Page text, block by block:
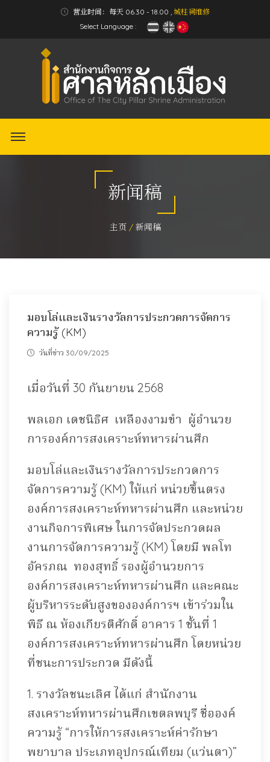
营业时间：每天 06.30 - 18.00 , 城柱祠维修
Select Language :
新闻稿
主页 新闻稿
มอบโล่และเงินรางวัลการประกวดการจัดการ
ความรู้ (KM)
วันที่ข่าว 30/09/2025
เมื่อวันที่ 30 กันยายน 2568
พลเอก เดชนิธิศ เหลืองงามขำ ผู้อำนวย
การองค์การสงเคราะห์ทหารผ่านศึก
มอบโล่และเงินรางวัลการประกวดการ
จัดการความรู้ (KM) ให้แก่ หน่วยขึ้นตรง
องค์การสงเคราะห์ทหารผ่านศึก และหน่วย
งานกิจการพิเศษ ในการจัดประกวดผล
งานการจัดการความรู้ (KM) โดยมี พลโท
อัครภณ ทองสุทธิ์ รองผู้อำนวยการ
องค์การสงเคราะห์ทหารผ่านศึก และคณะ
ผู้บริหารระดับสูงขององค์การฯ เข้าร่วมใน
พิธี ณ ห้องเกียรติศักดิ์ อาคาร 1 ชั้นที่ 1
องค์การสงเคราะห์ทหารผ่านศึก โดยหน่วย
ที่ชนะการประกวด มีดังนี้
1. รางวัลชนะเลิศ ได้แก่ สำนักงาน
สงเคราะห์ทหารผ่านศึกเขตลพบุรี ชื่อองค์
ความรู้ “การให้การสงเคราะห์ค่ารักษา
พยาบาล ประเภทอุปกรณ์เทียม (แว่นตา)”